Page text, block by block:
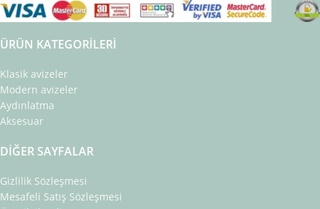
ÜRÜN KATEGORILERI
Klasik avizeler
Modern avizeler
Aydınlatma
Aksesuar
DIĞER SAYFALAR
Gizlilik Sözleşmesi
Mesafeli Satış Sözleşmesi